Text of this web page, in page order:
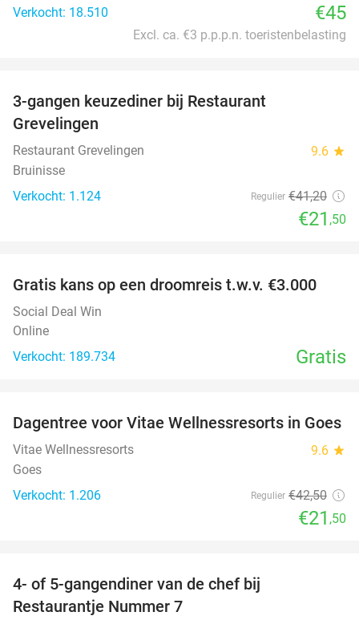
Verkocht: 18.510
€45
Excl. ca. €3 p.p.p.n. toeristenbelasting
3-gangen keuzediner bij Restaurant
Grevelingen
Restaurant Grevelingen 9.6 star
Bruinisse
Verkocht: 1.124
Regulier €41,20
€21 ,50
Gratis kans op een droomreis t.w.v. €3.000
Social Deal Win
Online
Verkocht: 189.734
Gratis
49%
Dagentree voor Vitae Wellnessresorts in Goes
Vitae Wellnessresorts 9.6 star
Goes
Verkocht: 1.206
Regulier €42,50
€21 ,50
4- of 5-gangendiner van de chef bij
Restaurantje Nummer 7